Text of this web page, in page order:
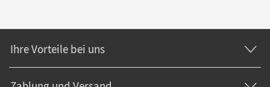
Ihre Vorteile bei uns